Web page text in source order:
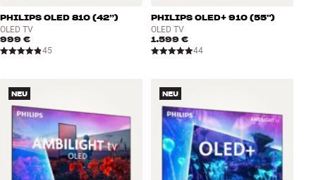
Kundendienst
Bauen mit Klang
PHILIPS OLED 810 (42”)
OLED TV
999 €
45
PHILIPS OLED+ 910 (55")
OLED TV
1.599 €
44
NEU NEU